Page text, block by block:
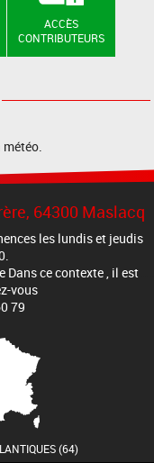
ACCÈS
CONTRIBUTEURS
64300 Maslacq
les lundis et jeudis
ce contexte , il est
vous
79
(64)